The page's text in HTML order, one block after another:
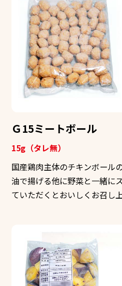
Ｇ15ミートボール
15g（タレ無）
国産鶏肉主体のチキンボール
油で揚げる他に野菜と一緒に
ていただくとおいしくお召し